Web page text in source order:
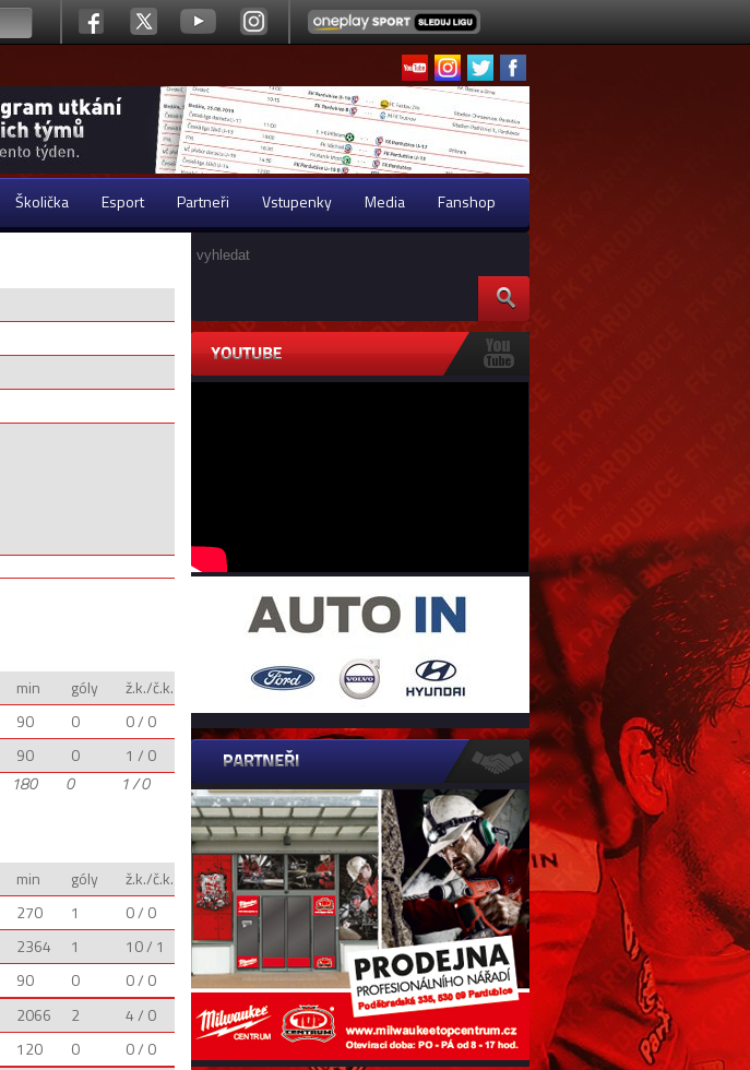
Školička Esport Partneři Vstupenky Media Fanshop
min góly
ž.k./č.k.
90 0
0 / 0
90 0
1 / 0
180 0 1 / 0
min góly
ž.k./č.k.
270 1
0 / 0
2364 1
10 / 1
90 0
0 / 0
2066 2
4 / 0
120 0
0 / 0